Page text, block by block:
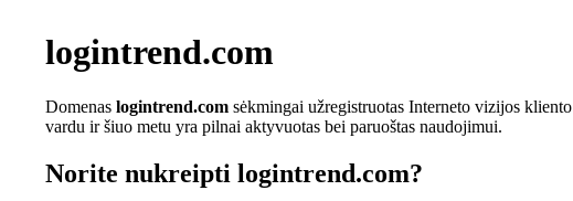
logintrend.com
Domenas logintrend.com sėkmingai užregistruotas Interneto vizijos kliento
vardu ir šiuo metu yra pilnai aktyvuotas bei paruoštas naudojimui.
Norite nukreipti logintrend.com?